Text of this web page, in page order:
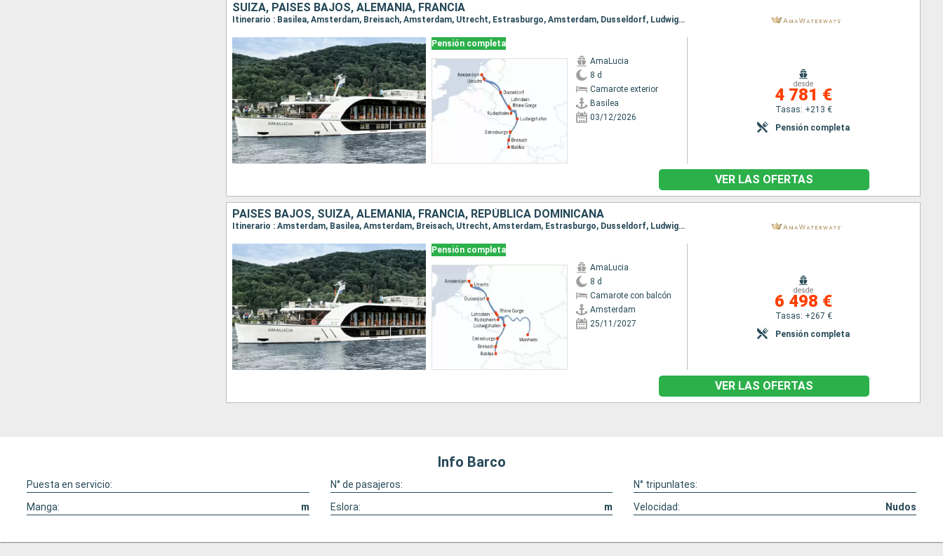
SUIZA, PAISES BAJOS, ALEMANIA, FRANCIA
Itinerario : Basilea, Amsterdam, Breisach, Amsterdam, Utrecht, Estrasburgo, Amsterdam, Dusseldorf, Ludwigshafen, Rhine Gorge, Rudesheim, Ludwigshafen, Rhine Gorge, Lahnstein, Dusseldorf, Estrasburgo, Utrecht, Breisach, Amsterdam, Basilea, Amsterdam
Pensión completa
AmaLucia
8 d
Camarote exterior
Basilea
03/12/2026
desde
4 781 €
Tasas: +213 €
Pensión completa
VER LAS OFERTAS
PAISES BAJOS, SUIZA, ALEMANIA, FRANCIA, REPÚBLICA DOMINICANA
Itinerario : Amsterdam, Basilea, Amsterdam, Breisach, Utrecht, Amsterdam, Estrasburgo, Dusseldorf, Ludwigshafen, Rhine Gorge, Rudesheim, Ludwigshafen, Rhine Gorge, Lahnstein, Dusseldorf, Estrasburgo, Monheim, Utrecht, Breisach, Amsterdam, Basilea
Pensión completa
AmaLucia
8 d
Camarote con balcón
Amsterdam
25/11/2027
desde
6 498 €
Tasas: +267 €
Pensión completa
VER LAS OFERTAS
Info Barco
Puesta en servicio: N° de pasajeros:
N° tripunlates:
Manga:
m Eslora: m Velocidad: Nudos